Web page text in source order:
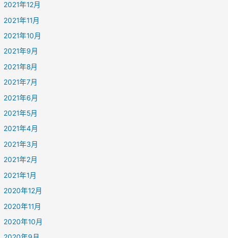
2021年12月
2021年11月
2021年10月
2021年9月
2021年8月
2021年7月
2021年6月
2021年5月
2021年4月
2021年3月
2021年2月
2021年1月
2020年12月
2020年11月
2020年10月